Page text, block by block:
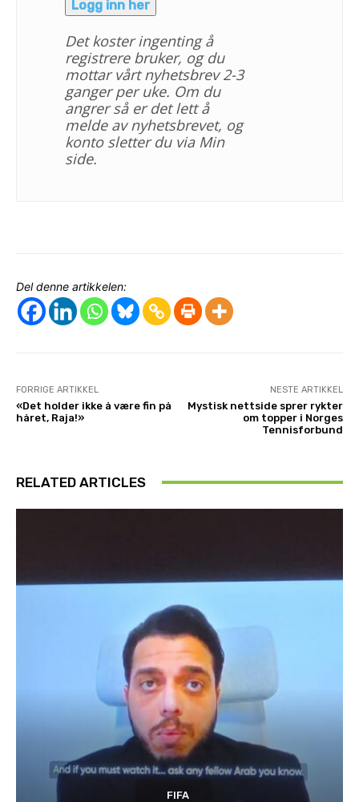
Logg inn her
Det koster ingenting å
registrere bruker, og du
mottar vårt nyhetsbrev 2-3
ganger per uke. Om du
angrer så er det lett å
melde av nyhetsbrevet, og
konto sletter du via Min
side.
Del denne artikkelen:
FORRIGE ARTIKKEL
«Det holder ikke å være fin på
håret, Raja!»
NESTE ARTIKKEL
Mystisk nettside sprer rykter
om topper i Norges
Tennisforbund
RELATED ARTICLES
FIFA